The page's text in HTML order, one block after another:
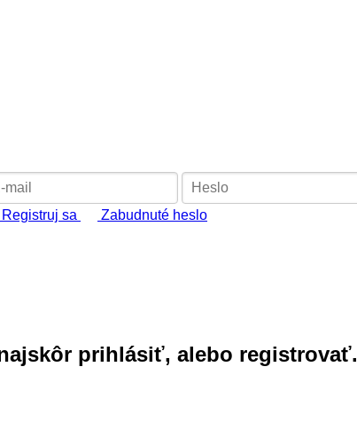
Registruj sa
Zabudnuté heslo
prihlásiť, alebo registrovať.